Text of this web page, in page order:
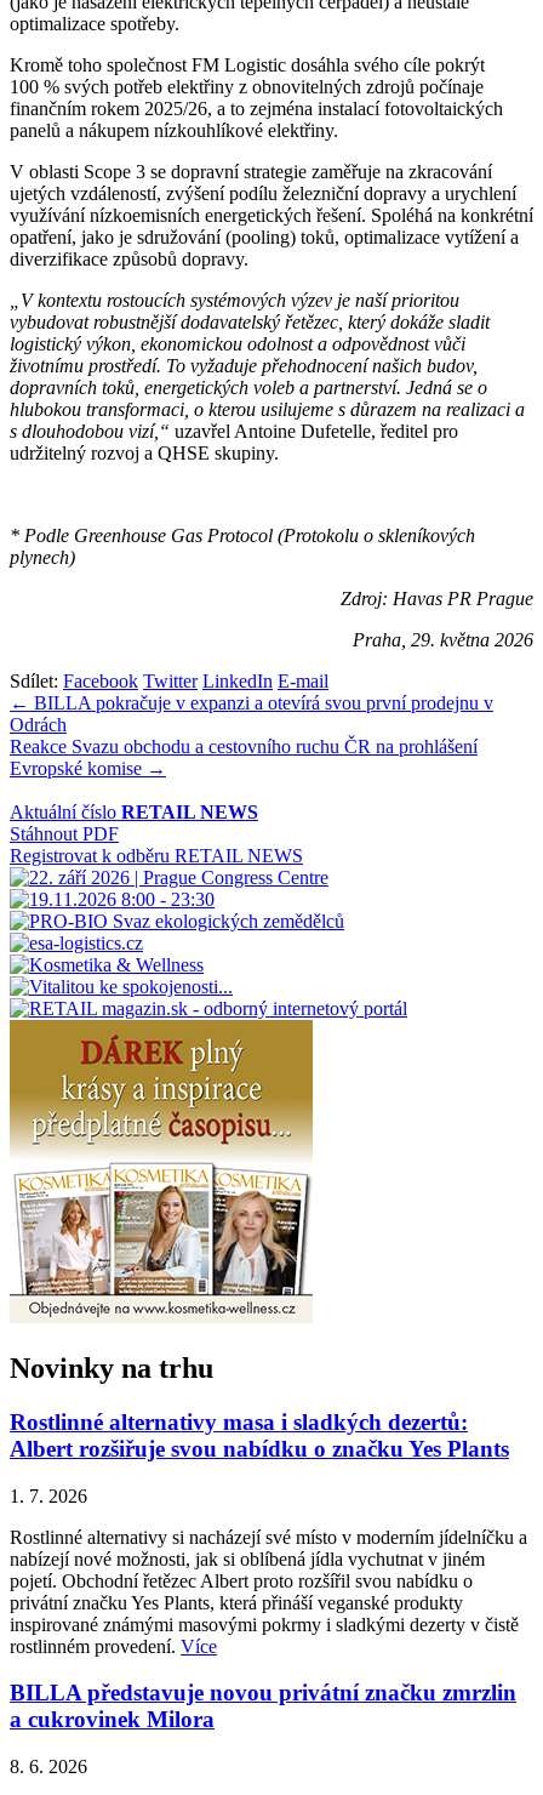
optimalizace spotřeby.
Kromě toho společnost FM Logistic dosáhla svého cíle pokrýt
100 % svých potřeb elektřiny z obnovitelných zdrojů počínaje
finančním rokem 2025/26, a to zejména instalací fotovoltaických
panelů a nákupem nízkouhlíkové elektřiny.
V oblasti Scope 3 se dopravní strategie zaměřuje na zkracování
ujetých vzdáleností, zvýšení podílu železniční dopravy a urychlení
využívání nízkoemisních energetických řešení. Spoléhá na konkrétní
opatření, jako je sdružování (pooling) toků, optimalizace vytížení a
diverzifikace způsobů dopravy.
„V kontextu rostoucích systémových výzev je naší prioritou
vybudovat robustnější dodavatelský řetězec, který dokáže sladit
logistický výkon, ekonomickou odolnost a odpovědnost vůči
životnímu prostředí. To vyžaduje přehodnocení našich budov,
dopravních toků, energetických voleb a partnerství. Jedná se o
hlubokou transformaci, o kterou usilujeme s důrazem na realizaci a
s dlouhodobou vizí,“ uzavřel Antoine Dufetelle, ředitel pro
udržitelný rozvoj a QHSE skupiny.
* Podle Greenhouse Gas Protocol (Protokolu o skleníkových
plynech)
Zdroj: Havas PR Prague
Praha, 29. května 2026
Sdílet: Facebook Twitter LinkedIn E-mail
Navigace
pro
příspěvek
← BILLA pokračuje v expanzi a otevírá svou první prodejnu v
Odrách
Reakce Svazu obchodu a cestovního ruchu ČR na prohlášení
Evropské komise →
Aktuální číslo RETAIL NEWS
Stáhnout PDF
Registrovat k odběru RETAIL NEWS
Novinky na trhu
Rostlinné alternativy masa i sladkých dezertů:
Albert rozšiřuje svou nabídku o značku Yes Plants
1. 7. 2026
Rostlinné alternativy si nacházejí své místo v moderním jídelníčku a
nabízejí nové možnosti, jak si oblíbená jídla vychutnat v jiném
pojetí. Obchodní řetězec Albert proto rozšířil svou nabídku o
privátní značku Yes Plants, která přináší veganské produkty
inspirované známými masovými pokrmy i sladkými dezerty v čistě
rostlinném provedení. Více
BILLA představuje novou privátní značku zmrzlin
a cukrovinek Milora
8. 6. 2026